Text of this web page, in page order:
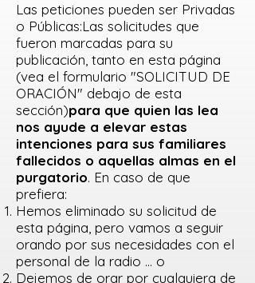
Las peticiones pueden ser Privadas
o Públicas:Las solicitudes que
fueron marcadas para su
publicación, tanto en esta página
(vea el formulario "SOLICITUD DE
ORACIÓN" debajo de esta
sección)para que quien las lea
nos ayude a elevar estas
intenciones para sus familiares
fallecidos o aquellas almas en el
purgatorio. En caso de que
prefiera:
Hemos eliminado su solicitud de
esta página, pero vamos a seguir
orando por sus necesidades con el
personal de la radio ... o
Dejemos de orar por cualquiera de